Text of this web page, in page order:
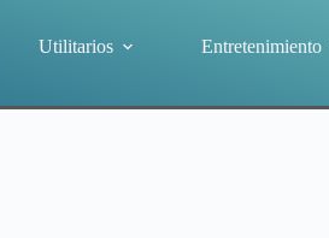
Utilitarios Entretenimiento